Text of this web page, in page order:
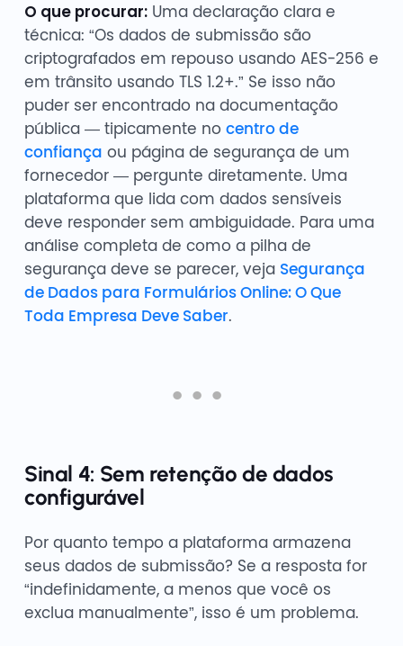
O que procurar:Uma declaração clara e
técnica: “Os dados de submissão são
criptografados em repouso usando AES-256 e
em trânsito usando TLS 1.2+.” Se isso não
puder ser encontrado na documentação
pública — tipicamente no centro de
confiança ou página de segurança de um
fornecedor — pergunte diretamente. Uma
plataforma que lida com dados sensíveis
deve responder sem ambiguidade. Para uma
análise completa de como a pilha de
segurança deve se parecer, veja Segurança
de Dados para Formulários Online: O Que
Toda Empresa Deve Saber.
Sinal 4: Sem retenção de dados
configurável
Por quanto tempo a plataforma armazena
seus dados de submissão? Se a resposta for
“indefinidamente, a menos que você os
exclua manualmente”, isso é um problema.